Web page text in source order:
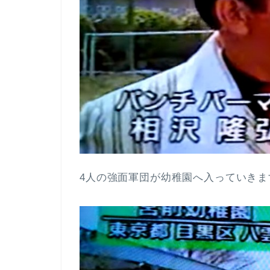
4人の強面軍団が幼稚園へ入っていき